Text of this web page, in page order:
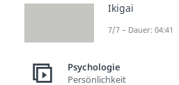
Ikigai
7/7 – Dauer: 04:41
Psychologie
Persönlichkeit